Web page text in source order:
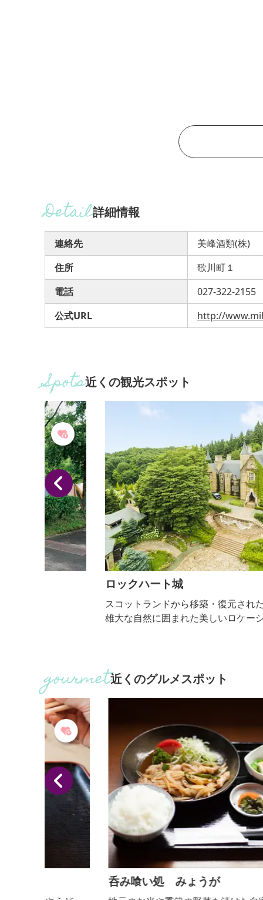
詳細情報
連絡先
美峰酒類(株)
住所
歌川町１
電話
027-322-2155
公式URL
http://
近くの観光スポット
ロックハート城
スコットランドから移築・復元された歴史ある古
雄大な自然に囲まれた美しいロケーションが話題
折々の花が咲くイングリッシュガーデンなどが整備
れ、中世ヨーロッパの街並みを再現。 城内には、
ジュエリーやテディベアコレクションの展示室、サ
タミュージ...
近くのグルメスポット
呑み喰い処 みょうが